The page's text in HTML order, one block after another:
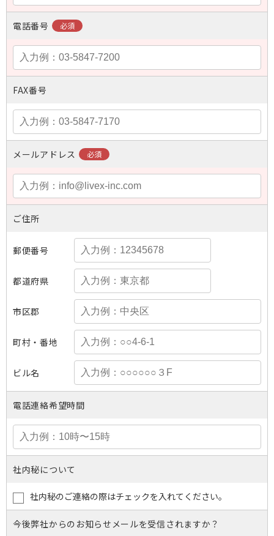
電話番号
FAX番号
メールアドレス
ご住所
郵便番号
都道府県
市区郡
町村・番地
ビル名
電話連絡希望時間
社内秘について
社内秘のご連絡の際はチェックを入れてください。
今後弊社からのお知らせメールを受信されますか？